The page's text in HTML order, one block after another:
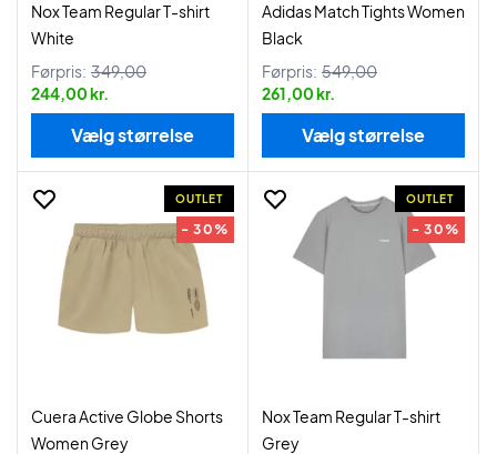
Nox Team Regular T-shirt
White
Førpris: 349,00
244,00 kr.
Vælg størrelse
Adidas Match Tights Women
Black
Førpris: 549,00
261,00 kr.
Vælg størrelse
OUTLET
- 30%
Cuera Active Globe Shorts
Women Grey
OUTLET
- 30%
Nox Team Regular T-shirt
Grey